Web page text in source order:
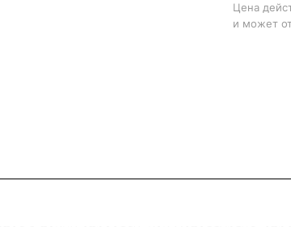
Цена
и может